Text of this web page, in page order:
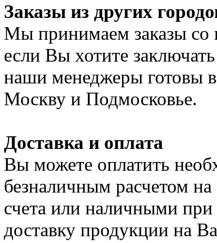
Заказы из других
Мы принимаем заказы со
если Вы хотите
наши менеджеры готовы
Москву и Подмосковье.
Доставка и оплата
Вы можете оплатить
безналичным расчетом
счета или наличными
доставку продукции на